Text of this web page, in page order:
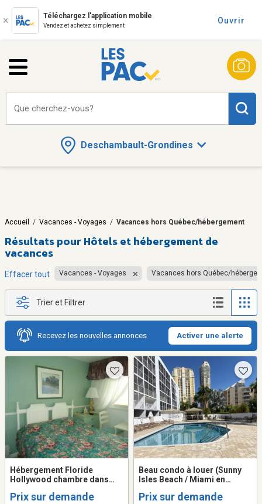
Téléchargez l'application mobile
Vendez et achetez simplement
Ouvrir
Deschambault-Grondines
Que cherchez-vous?
Accueil / Vacances - Voyages / Vacances hors Québec/hébergement
Résultats pour Hôtels et hébergement de
vacances
Effacer tout Vacances - Voyages Vacances hors Québec/
Trier et Filtrer
Recevez les nouvelles annonces Activer une alerte
Hébergement Floride
Hollywood chambre dans
Prix sur demande
Beau condo à louer (Sunny
Isles Beach / Miami en
Prix sur demande